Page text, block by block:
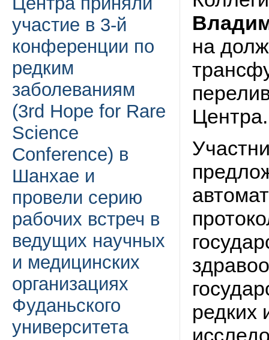
участие в 3-й
конференции по
редким
заболеваниям
(3rd Hope for Rare
Science
Conference) в
Шанхае и
провели серию
рабочих встреч в
ведущих научных
и медицинских
организациях
Фуданьского
университета
на
Центра.
редких